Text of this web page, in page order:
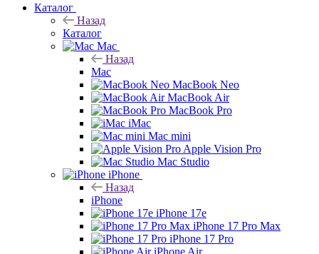
Каталог
Назад
Каталог
Mac
Назад
Mac
MacBook Neo
MacBook Air
MacBook Pro
iMac
Mac mini
Apple Vision Pro
Mac Studio
iPhone
Назад
iPhone
iPhone 17e
iPhone 17 Pro Max
iPhone 17 Pro
iPhone Air